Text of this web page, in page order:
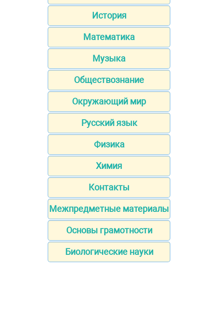
История
Математика
Музыка
Обществознание
Окружающий мир
Русский язык
Физика
Химия
Контакты
Межпредметные материалы
Основы грамотности
Биологические науки